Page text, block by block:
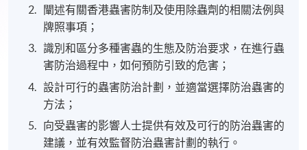
闡述有關香港蟲害防制及使用除蟲劑的相關法例與
牌照事項；
識別和區分多種害蟲的生態及防治要求，在進行蟲
害防治過程中，如何預防引致的危害；
設計可行的蟲害防治計劃，並適當選擇防治蟲害的
方法；
向受蟲害的影響人士提供有效及可行的防治蟲害的
建議，並有效監督防治蟲害計劃的執行。